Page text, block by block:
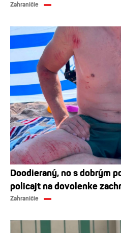
Zahraničie
Doodieraný, no s dobrým
policajt na dovolenke
Zahraničie